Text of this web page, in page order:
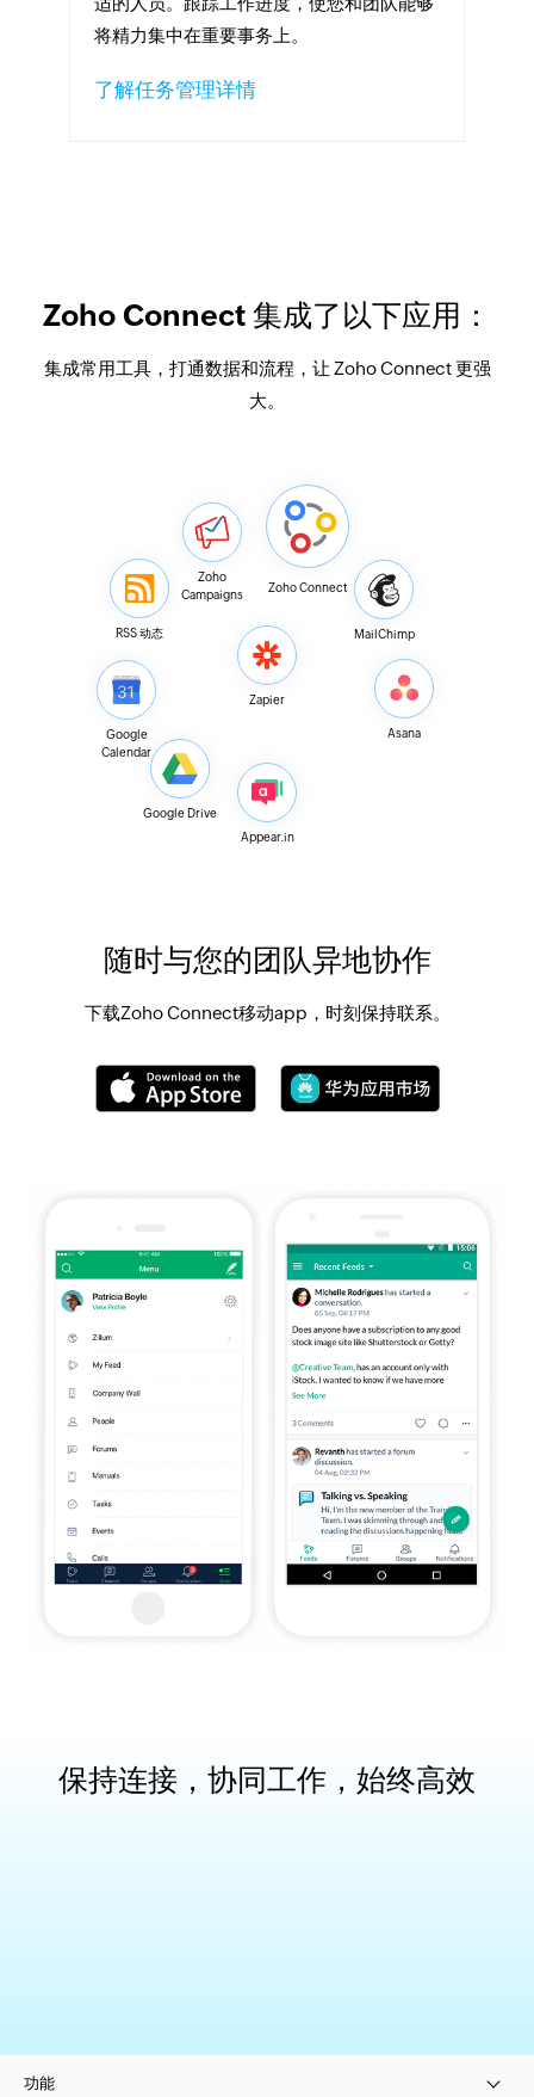
将精力集中在重要事务上。
了解任务管理详情
Zoho Connect 集成了以下应用：
集成常用工具，打通数据和流程，让 Zoho Connect 更强
大。
Zoho
Campaigns
RSS 动态
Google
Calendar
Google Drive
Zoho Connect
Zapier
MailChimp
Asana
Appear.in
随时与您的团队异地协作
下载Zoho Connect移动app，时刻保持联系。
保持连接，协同工作，始终高效
功能